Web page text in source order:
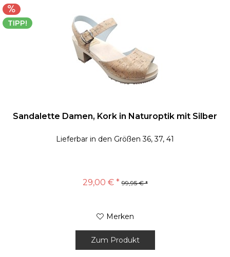
TIPP!
Sandalette Damen, Kork in Naturoptik mit Silber
Lieferbar in den Größen 36, 37, 41
29,00 € * 99,95 € *
Merken
Zum Produkt